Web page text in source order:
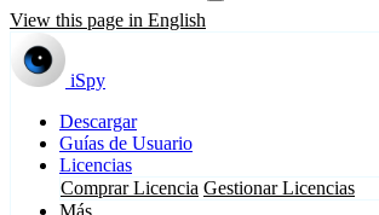
View this page in English
iSpy
Descargar
Guías de Usuario
Licencias
Comprar Licencia Gestionar Licencias
Más